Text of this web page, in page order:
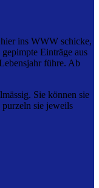
ins WWW schicke,
Einträge aus
führe. Ab
Sie können sie
sie jeweils